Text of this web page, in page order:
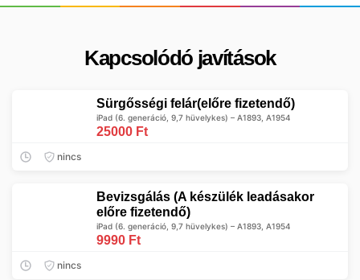
Kapcsolódó javítások
Sürgősségi felár(előre fizetendő)
iPad (6. generáció, 9,7 hüvelykes) – A1893, A1954
25000 Ft
nincs
Bevizsgálás (A készülék leadásakor
előre fizetendő)
iPad (6. generáció, 9,7 hüvelykes) – A1893, A1954
9990 Ft
nincs